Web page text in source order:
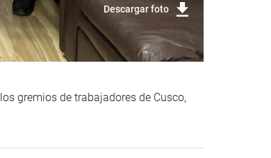
Descargar foto
gremios de trabajadores de Cusco,